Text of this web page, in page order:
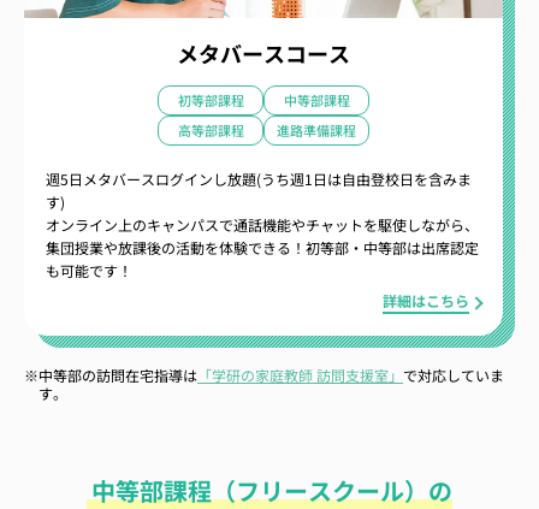
メタバースコース
初等部課程
中等部課程
高等部課程
進路準備課程
週5日メタバースログインし放題(うち週1日は自由登校日を含みま
す)
オンライン上のキャンパスで通話機能やチャットを駆使しながら、
集団授業や放課後の活動を体験できる！初等部・中等部は出席認定
も可能です！
詳細はこちら
※中等部の訪問在宅指導は 「学研の家庭教師 訪問支援室」 で対応していま
す。
中等部課程（フリースクール）の